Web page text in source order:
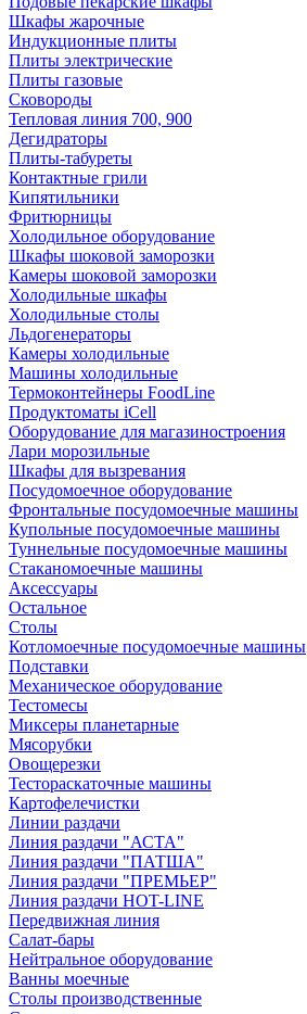
Шкафы жарочные
Индукционные плиты
Плиты электрические
Плиты газовые
Сковороды
Тепловая линия 700, 900
Дегидраторы
Плиты-табуреты
Контактные грили
Кипятильники
Фритюрницы
Холодильное оборудование
Шкафы шоковой заморозки
Камеры шоковой заморозки
Холодильные шкафы
Холодильные столы
Льдогенераторы
Камеры холодильные
Машины холодильные
Термоконтейнеры FoodLine
Продуктоматы iCell
Оборудование для магазиностроения
Лари морозильные
Шкафы для вызревания
Посудомоечное оборудование
Фронтальные посудомоечные машины
Купольные посудомоечные машины
Туннельные посудомоечные машины
Стаканомоечные машины
Аксессуары
Остальное
Столы
Котломоечные посудомоечные машины
Подставки
Механическое оборудование
Тестомесы
Миксеры планетарные
Мясорубки
Овощерезки
Тестораскаточные машины
Картофелечистки
Линии раздачи
Линия раздачи "АСТА"
Линия раздачи "ПАТША"
Линия раздачи "ПРЕМЬЕР"
Линия раздачи HOT-LINE
Передвижная линия
Салат-бары
Нейтральное оборудование
Ванны моечные
Столы производственные